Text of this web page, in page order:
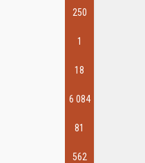
250
1
18
6 084
81
562